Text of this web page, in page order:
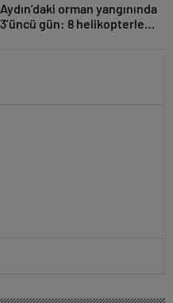
Aydın’daki orman yangınında
3’üncü gün: 8 helikopterle